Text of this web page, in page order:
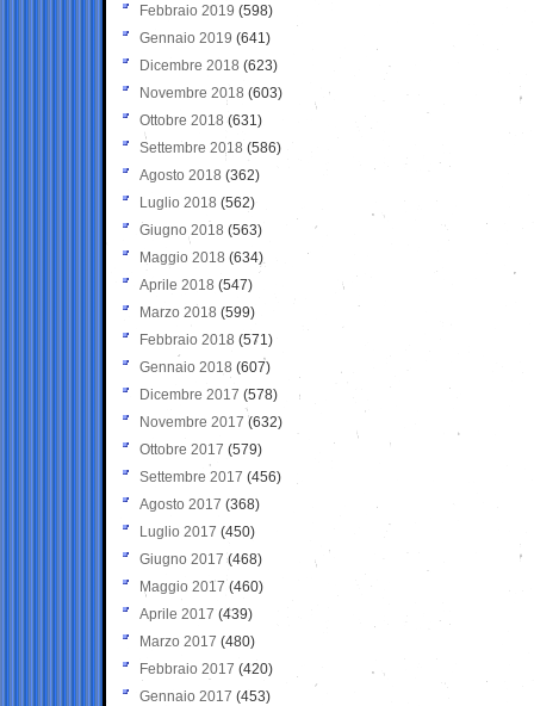
Febbraio 2019 (598)
Gennaio 2019 (641)
Dicembre 2018 (623)
Novembre 2018 (603)
Ottobre 2018 (631)
Settembre 2018 (586)
Agosto 2018 (362)
Luglio 2018 (562)
Giugno 2018 (563)
Maggio 2018 (634)
Aprile 2018 (547)
Marzo 2018 (599)
Febbraio 2018 (571)
Gennaio 2018 (607)
Dicembre 2017 (578)
Novembre 2017 (632)
Ottobre 2017 (579)
Settembre 2017 (456)
Agosto 2017 (368)
Luglio 2017 (450)
Giugno 2017 (468)
Maggio 2017 (460)
Aprile 2017 (439)
Marzo 2017 (480)
Febbraio 2017 (420)
Gennaio 2017 (453)